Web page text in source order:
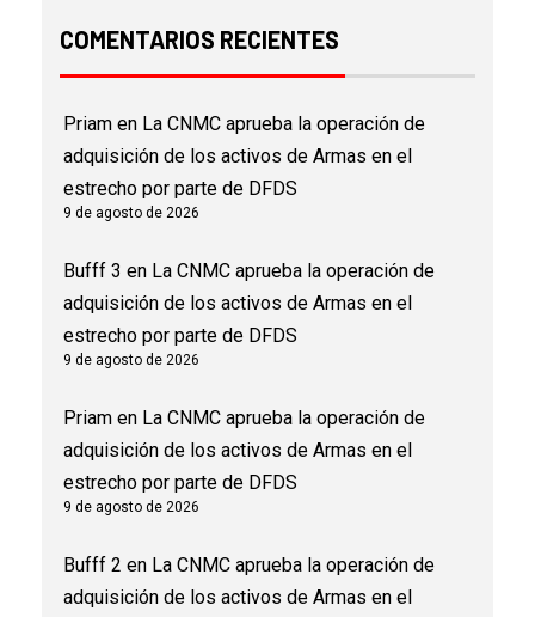
COMENTARIOS RECIENTES
Priam en La CNMC aprueba la operación de
adquisición de los activos de Armas en el
estrecho por parte de DFDS
9 de agosto de 2026
Bufff 3 en La CNMC aprueba la operación de
adquisición de los activos de Armas en el
estrecho por parte de DFDS
9 de agosto de 2026
Priam en La CNMC aprueba la operación de
adquisición de los activos de Armas en el
estrecho por parte de DFDS
9 de agosto de 2026
Bufff 2 en La CNMC aprueba la operación de
adquisición de los activos de Armas en el